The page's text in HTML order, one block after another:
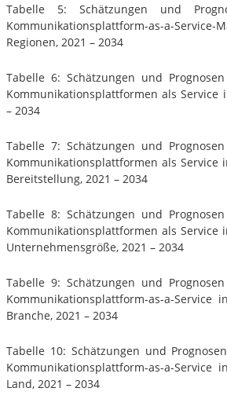
Tabelle 5: Schätzungen und
Kommunikationsplattform-as-a-
Regionen, 2021 – 2034
Tabelle 6: Schätzungen und
Kommunikationsplattformen als Service
– 2034
Tabelle 7: Schätzungen und
Kommunikationsplattformen als Service
Bereitstellung, 2021 – 2034
Tabelle 8: Schätzungen und
Kommunikationsplattformen als Service
Unternehmensgröße, 2021 – 2034
Tabelle 9: Schätzungen und
Kommunikationsplattform-as-a-Service
Branche, 2021 – 2034
Tabelle 10: Schätzungen und
Kommunikationsplattform-as-a-Service
Land, 2021 – 2034